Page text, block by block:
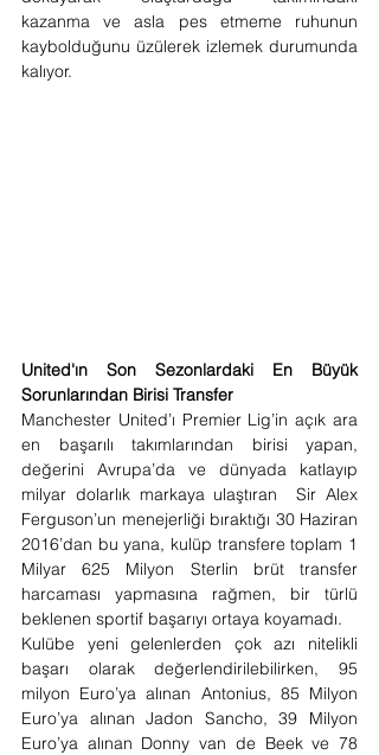
kazanma ve asla pes etmeme ruhunun
kaybolduğunu üzülerek izlemek durumunda
kalıyor.
United'ın Son Sezonlardaki En Büyük
Sorunlarından Birisi Transfer
Manchester United’ı Premier Lig’in açık ara
en başarılı takımlarından birisi yapan,
değerini Avrupa’da ve dünyada katlayıp
milyar dolarlık markaya ulaştıran  Sir Alex
Ferguson’un menejerliği bıraktığı 30 Haziran
2016’dan bu yana, kulüp transfere toplam 1
Milyar 625 Milyon Sterlin brüt transfer
harcaması yapmasına rağmen, bir türlü
beklenen sportif başarıyı ortaya koyamadı.
Kulübe yeni gelenlerden çok azı nitelikli
başarı olarak değerlendirilebilirken, 95
milyon Euro’ya alınan Antonius, 85 Milyon
Euro’ya alınan Jadon Sancho, 39 Milyon
Euro’ya alınan Donny van de Beek ve 78